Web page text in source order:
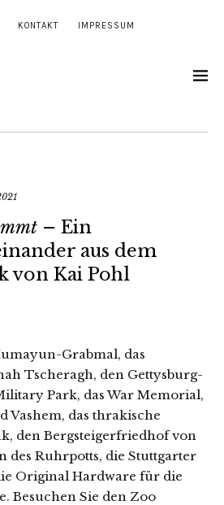
KONTAKT IMPRESSUM
– Ein
aus dem
von Kai Pohl
Grabmal, das
Tscheragh, den Gettysburg-
Park, das War Memorial,
Vashem, das thrakische
den Bergsteigerfriedhof von
des Ruhrpotts, die Stuttgarter
Original Hardware für die
Besuchen Sie den Zoo